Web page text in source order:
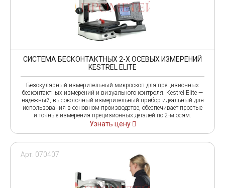
СИСТЕМА БЕСКОНТАКТНЫХ 2-Х ОСЕВЫХ ИЗМЕРЕНИЙ
KESTREL ELITE
Безокулярный измерительный микроскоп для прецизионных
бесконтактных измерений и визуального контроля. Kestrel Elite —
надежный, высокоточный измерительный прибор идеальный для
использования в основном производстве, обеспечивает простые
и точные измерения прецизионных деталей по 2-м осям.
Узнать цену
Арт. 070407